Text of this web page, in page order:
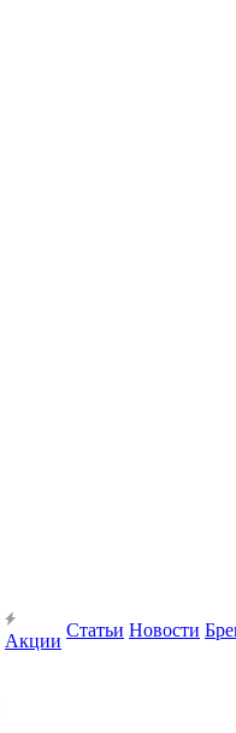
Акции
Статьи Новости